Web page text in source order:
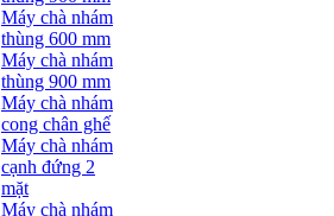
Máy chà nhám
thùng 600 mm
Máy chà nhám
thùng 900 mm
Máy chà nhám
cong chân ghế
Máy chà nhám
cạnh đứng 2
mặt
Máy chà nhám